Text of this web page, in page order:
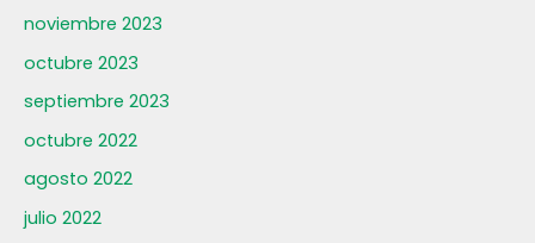
noviembre 2023
octubre 2023
septiembre 2023
octubre 2022
agosto 2022
julio 2022